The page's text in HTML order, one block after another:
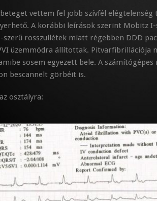
vettem fel jobb szívfél elégtelenség
A korábbi leírások szerint Mobitz I-
szerű rosszullétek miatt régebben DDD
üzemmódra állítottak. Pitvarfibrillációja
sosem egyezett bele. A
bescannelt görbéit is.
osztályra: